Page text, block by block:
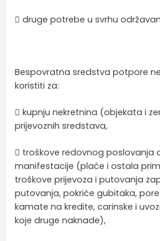
 druge potrebe u svrhu
Bespovratna sredstva potpore
koristiti za:
 kupnju nekretnina (objekata i
prijevoznih sredstava,
 troškove redovnog poslovanja
manifestacije (plaće i ostala
troškove prijevoza i putovanja
putovanja, pokriće gubitaka,
kamate na kredite, carinske i
koje druge naknade),